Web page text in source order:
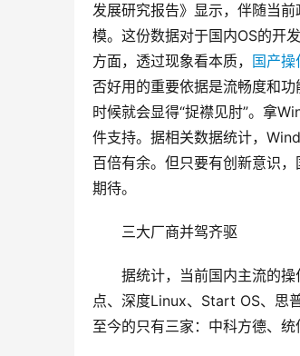
发展研究报告》显示，伴随当
模。这份数据对于国内OS的开
方面，透过现象看本质， 国产
否好用的重要依据是流畅度和
时候就会显得“捉襟见肘”。拿
件支持。据相关数据统计，
百倍有余。但只要有创新意识
期待。
三大厂商并驾齐驱
据统计，当前国内主流的操
点、深度Linux、Start OS、思
至今的只有三家：中科方德、统